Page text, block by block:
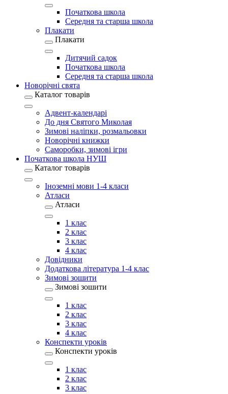
Початкова школа
Середня та старша школа
Плакати
Плакати
Дитячий садок
Початкова школа
Середня та старша школа
Новорічні свята
Каталог товарів
Адвент-календарі
До дня Святого Миколая
Зимові наліпки, розмальовки
Новорічні книжки
Саморобки, зимові ігри
Початкова школа НУШ
Каталог товарів
Іноземні мови 1-4 класи
Атласи
Атласи
1 клас
2 клас
3 клас
4 клас
Довідники
Додаткова література 1-4 клас
Зимові зошити
Зимові зошити
1 клас
2 клас
3 клас
4 клас
Конспекти уроків
Конспекти уроків
1 клас
2 клас
3 клас